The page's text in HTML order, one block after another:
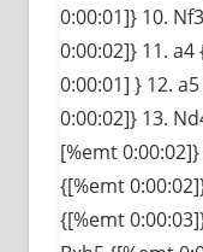
0:00:01]} 10.
0:00:02]} 11.
0:00:01] } 12.
0:00:02]} 13.
[%emt
{[%emt
{[%emt